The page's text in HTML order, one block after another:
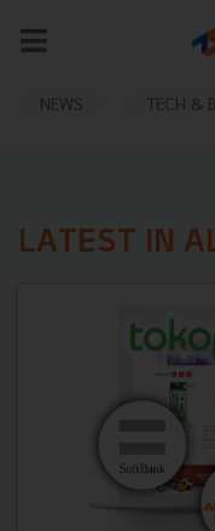
NEWS TECH &
LATEST IN